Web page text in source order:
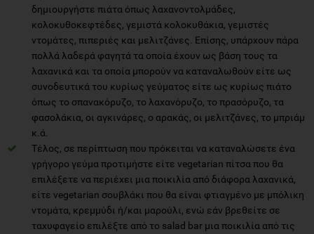
δημιουργήστε πιάτα όπως λαχανοντολμάδες,
κολοκυθοκεφτέδες, γεμιστά κολοκυθάκια, γεμιστές
ντομάτες, πιπεριές και μελιτζάνες. Επίσης, υπάρχουν πάρα
πολλά λαδερά φαγητά τα οποία έχουν ως βάση τους τα
λαχανικά και τα οποία μπορούν να καταναλωθούν είτε ως
συνοδευτικά του κυρίως γεύματος είτε ως κυρίως πιάτο
όπως το σπανακόρυζο, το λαχανόρυζο, το πρασόρυζο, τα
φασολάκια, οι αγκινάρες, ο αρακάς, οι μελιτζάνες, το μπριάμ
κ.ά.
Τέλος, σε περίπτωση που πρόκειται να καταναλώσετε ένα
γρήγορο γεύμα προτιμήστε είτε vegetarian πίτσα που θα
επιλέξετε να περιέχει μια ποικιλία από διάφορα λαχανικά,
είτε vegetarian σουβλάκι που θα είναι φτιαγμένo με μπόλικη
ντομάτα, κρεμμύδι ή/και μαρούλι, ενώ εάν βρεθείτε σε
ταχυφαγείο επιλέξτε από το salad bar μια ποικιλία από τις